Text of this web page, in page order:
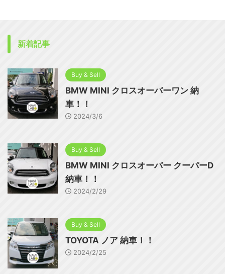
新着記事
Buy & Sell
BMW MINI クロスオーバーワン 納
車！！
2024/3/6
Buy & Sell
BMW MINI クロスオーバー クーパーD
納車！！
2024/2/29
Buy & Sell
TOYOTA ノア 納車！！
2024/2/25